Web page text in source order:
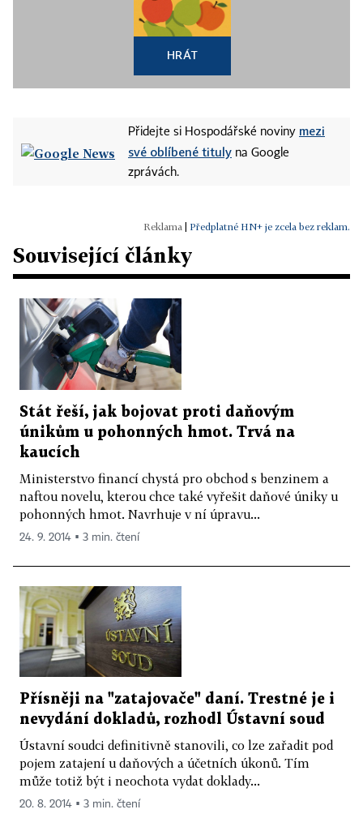
HRÁT
Přidejte si Hospodářské noviny mezi
své oblíbené tituly na Google
zprávách.
Předplatné HN+ je zcela bez reklam.
Související články
Stát řeší, jak bojovat proti daňovým
únikům u pohonných hmot. Trvá na
kaucích
Ministerstvo financí chystá pro obchod s benzinem a
naftou novelu, kterou chce také vyřešit daňové úniky u
pohonných hmot. Navrhuje v ní úpravu...
24. 9. 2014 ▪ 3 min. čtení
Přísněji na "zatajovače" daní. Trestné je i
nevydání dokladů, rozhodl Ústavní soud
Ústavní soudci definitivně stanovili, co lze zařadit pod
pojem zatajení u daňových a účetních úkonů. Tím
může totiž být i neochota vydat doklady...
20. 8. 2014 ▪ 3 min. čtení